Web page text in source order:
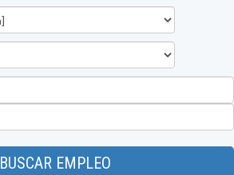
BUSCAR EMPLEO